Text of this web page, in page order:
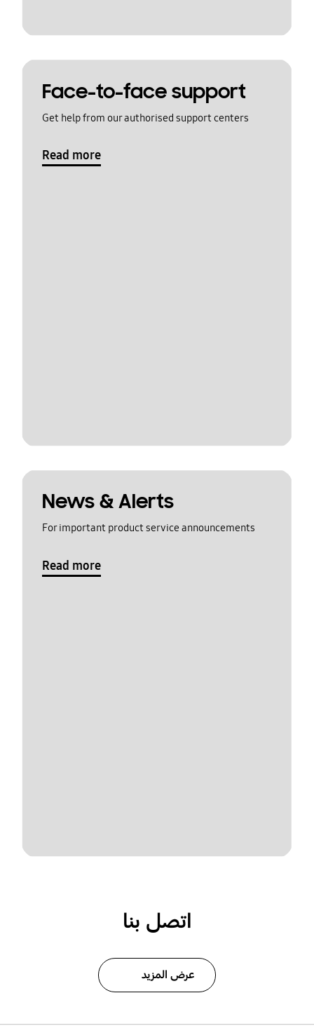
Face-to-face support
Get help from our authorised support centers
Read more
News & Alerts
For important product service announcements
Read more
اتصل بنا
عرض المزيد